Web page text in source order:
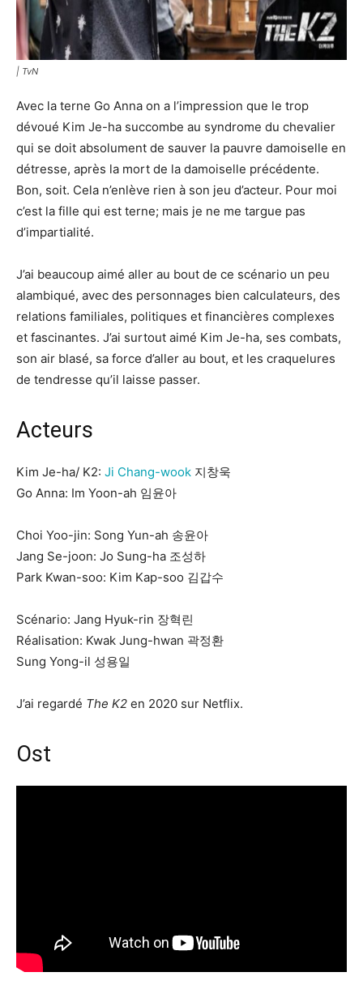
| TvN
Avec la terne Go Anna on a l’impression que le trop
dévoué Kim Je-ha succombe au syndrome du chevalier
qui se doit absolument de sauver la pauvre damoiselle en
détresse, après la mort de la damoiselle précédente.
Bon, soit. Cela n’enlève rien à son jeu d’acteur. Pour moi
c’est la fille qui est terne; mais je ne me targue pas
d’impartialité.
J’ai beaucoup aimé aller au bout de ce scénario un peu
alambiqué, avec des personnages bien calculateurs, des
relations familiales, politiques et financières complexes
et fascinantes. J’ai surtout aimé Kim Je-ha, ses combats,
son air blasé, sa force d’aller au bout, et les craquelures
de tendresse qu’il laisse passer.
Acteurs
Kim Je-ha/ K2: Ji Chang-wook 지창욱
Go Anna: Im Yoon-ah 임윤아
Choi Yoo-jin: Song Yun-ah 송윤아
Jang Se-joon: Jo Sung-ha 조성하
Park Kwan-soo: Kim Kap-soo 김갑수
Scénario: Jang Hyuk-rin 장혁린
Réalisation: Kwak Jung-hwan 곽정환
Sung Yong-il 성용일
J’ai regardé The K2 en 2020 sur Netflix.
Ost